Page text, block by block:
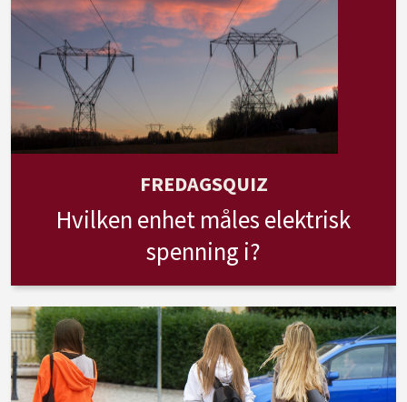
FREDAGSQUIZ
Hvilken enhet måles elektrisk
spenning i?